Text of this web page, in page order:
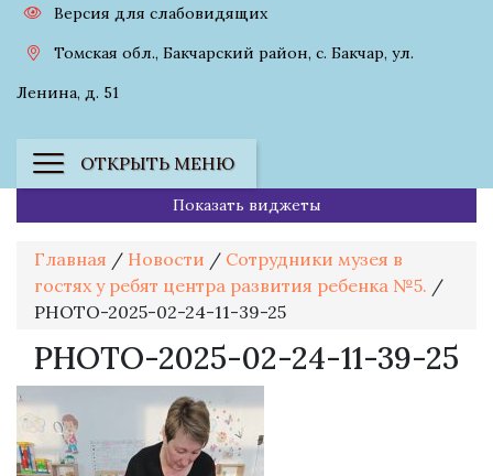
Версия для слабовидящих
Томская обл., Бакчарский район, с. Бакчар, ул.
Ленина, д. 51
ОТКРЫТЬ МЕНЮ
Показать виджеты
Главная / Новости / Сотрудники музея в
гостях у ребят центра развития ребенка №5. /
PHOTO-2025-02-24-11-39-25
PHOTO-2025-02-24-11-39-25